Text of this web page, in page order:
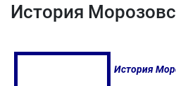
История
История